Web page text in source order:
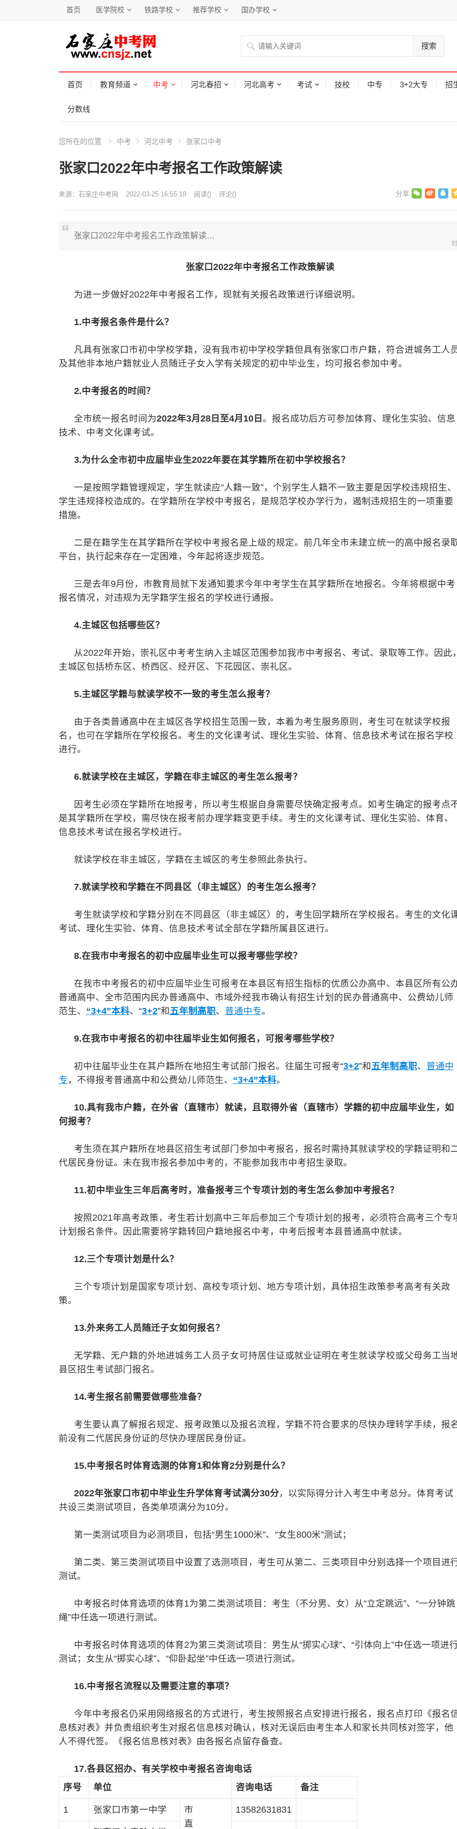
首页 医学院校 铁路学校 推荐学校 国办学校
搜索
首页 教育频道 中考 河北春招 河北高考 考试 技校 中专 3+2大专 招
分数线
您所在的位置 中考 河北中考 张家口中考
张家口2022年中考报名工作政策解读
来源： 石家庄中考网 2022-03-25 16:55:18 阅读() 评论()
张家口2022年中考报名工作政策解读…
张家口2022年中考报名工作政策解读
为进一步做好2022年中考报名工作，现就有关报名政策进行详细说明。
1.中考报名条件是什么？
凡具有张家口市初中学校学籍，没有我市初中学校学籍但具有张家口市户籍，符合进城务工人
及其他非本地户籍就业人员随迁子女入学有关规定的初中毕业生，均可报名参加中考。
2.中考报名的时间？
全市统一报名时间为2022年3月28日至4月10日 。报名成功后方可参加体育、理化生实验、信息
技术、中考文化课考试。
3.为什么全市初中应届毕业生2022年要在其学籍所在初中学校报名？
一是按照学籍管理规定，学生就读应“人籍一致”，个别学生人籍不一致主要是因学校违规招生、
学生违规择校造成的。在学籍所在学校中考报名，是规范学校办学行为，遏制违规招生的一项重要
措施。
二是在籍学生在其学籍所在学校中考报名是上级的规定。前几年全市未建立统一的高中报名录
平台，执行起来存在一定困难，今年起将逐步规范。
三是去年9月份，市教育局就下发通知要求今年中考学生在其学籍所在地报名。今年将根据中考
报名情况，对违规为无学籍学生报名的学校进行通报。
4.主城区包括哪些区？
从2022年开始，崇礼区中考考生纳入主城区范围参加我市中考报名、考试、录取等工作。因此
主城区包括桥东区、桥西区、经开区、下花园区、崇礼区。
5.主城区学籍与就读学校不一致的考生怎么报考？
由于各类普通高中在主城区各学校招生范围一致，本着为考生服务原则，考生可在就读学校报
名，也可在学籍所在学校报名。考生的文化课考试、理化生实验、体育、信息技术考试在报名学校
进行。
6.就读学校在主城区，学籍在非主城区的考生怎么报考？
因考生必须在学籍所在地报考，所以考生根据自身需要尽快确定报考点。如考生确定的报考点
是其学籍所在学校，需尽快在报考前办理学籍变更手续。考生的文化课考试、理化生实验、体育、
信息技术考试在报名学校进行。
就读学校在非主城区，学籍在主城区的考生参照此条执行。
7.就读学校和学籍在不同县区（非主城区）的考生怎么报考？
考生就读学校和学籍分别在不同县区（非主城区）的，考生回学籍所在学校报名。考生的文化
考试、理化生实验、体育、信息技术考试全部在学籍所属县区进行。
8.在我市中考报名的初中应届毕业生可以报考哪些学校？
在我市中考报名的初中应届毕业生可报考在本县区有招生指标的优质公办高中、本县区所有公
普通高中、全市范围内民办普通高中、市域外经我市确认有招生计划的民办普通高中、公费幼儿师
范生、 “3+4”本科、“3+2”和 五年制高职、 普通中专。
9.在我市中考报名的初中往届毕业生如何报名，可报考哪些学校？
初中往届毕业生在其户籍所在地招生考试部门报名。往届生可报考“3+2”和 五年制高职、 普通中
专 ，不得报考普通高中和公费幼儿师范生、 “3+4”本科。
10.具有我市户籍，在外省（直辖市）就读，且取得外省（直辖市）学籍的初中应届毕业生，如
何报考？
考生须在其户籍所在地县区招生考试部门参加中考报名，报名时需持其就读学校的学籍证明和
代居民身份证。未在我市报名参加中考的，不能参加我市中考招生录取。
11.初中毕业生三年后高考时，准备报考三个专项计划的考生怎么参加中考报名？
按照2021年高考政策，考生若计划高中三年后参加三个专项计划的报考，必须符合高考三个专
计划报名条件。因此需要将学籍转回户籍地报名中考，中考后报考本县普通高中就读。
12.三个专项计划是什么？
三个专项计划是国家专项计划、高校专项计划、地方专项计划，具体招生政策参考高考有关政
策。
13.外来务工人员随迁子女如何报名？
无学籍、无户籍的外地进城务工人员子女可持居住证或就业证明在考生就读学校或父母务工当
县区招生考试部门报名。
14.考生报名前需要做哪些准备？
考生要认真了解报名规定、报考政策以及报名流程，学籍不符合要求的尽快办理转学手续，报
前没有二代居民身份证的尽快办理居民身份证。
15.中考报名时体育选测的体育1和体育2分别是什么？
2022年张家口市初中毕业生升学体育考试满分30分，以实际得分计入考生中考总分。体育考试
共设三类测试项目，各类单项满分为10分。
第一类测试项目为必测项目，包括“男生1000米”、“女生800米”测试；
第二类、第三类测试项目中设置了选测项目，考生可从第二、三类项目中分别选择一个项目进
测试。
中考报名时体育选项的体育1为第二类测试项目：考生（不分男、女）从“立定跳远”、“一分钟跳
绳”中任选一项进行测试。
中考报名时体育选项的体育2为第三类测试项目：男生从“掷实心球”、“引体向上”中任选一项进
测试；女生从“掷实心球”、“仰卧起坐”中任选一项进行测试。
16.中考报名流程以及需要注意的事项？
今年中考报名仍采用网络报名的方式进行，考生按照报名点安排进行报名，报名点打印《报名
息核对表》并负责组织考生对报名信息核对确认，核对无误后由考生本人和家长共同核对签字，他
人不得代签。《报名信息核对表》由各报名点留存备查。
17.各县区招办、有关学校中考报名咨询电话
序号
单位 咨询电话 备注
1 张家口市第一中学
市
直
13582631831